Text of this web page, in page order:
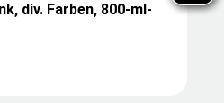
div. Farben, 800-ml-